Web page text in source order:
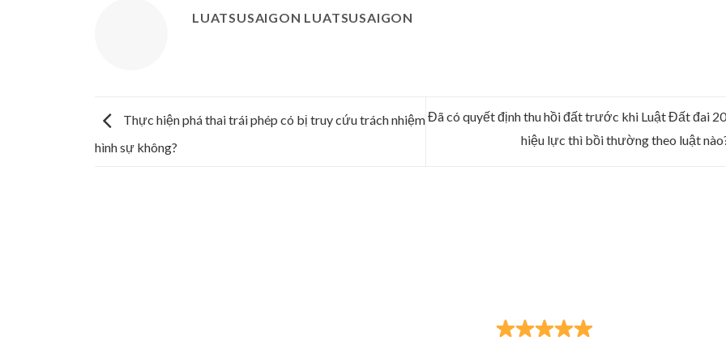
LUATSUSAIGON LUATSUSAIGON
Thực hiện phá thai trái phép có bị truy cứu trách nhiệm
hình sự không?
Đã có quyết định thu hồi đất trước khi Luật Đất đai
hiệu lực thì bồi thường theo luật